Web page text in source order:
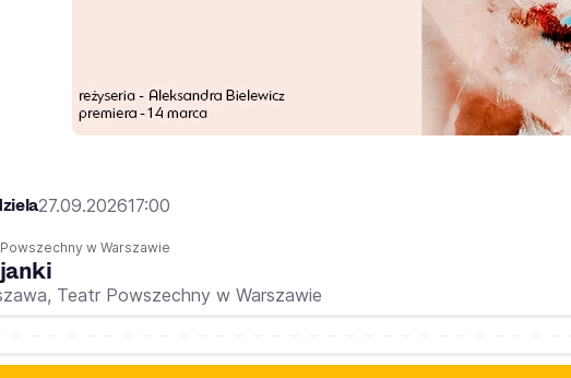
27.09.202617:00
w Warszawie
Teatr Powszechny w Warszawie